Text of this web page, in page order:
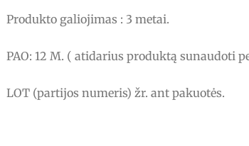
Produkto galiojimas : 3 metai.
PAO: 12 M. ( atidarius produktą sunaudoti
LOT (partijos numeris) žr. ant pakuotės.